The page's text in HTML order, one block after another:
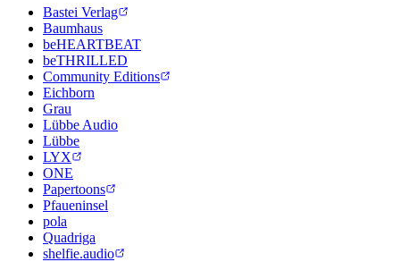
Bastei Verlag
Baumhaus
beHEARTBEAT
beTHRILLED
Community Editions
Eichborn
Grau
Lübbe Audio
Lübbe
LYX
ONE
Papertoons
Pfaueninsel
pola
Quadriga
shelfie.audio